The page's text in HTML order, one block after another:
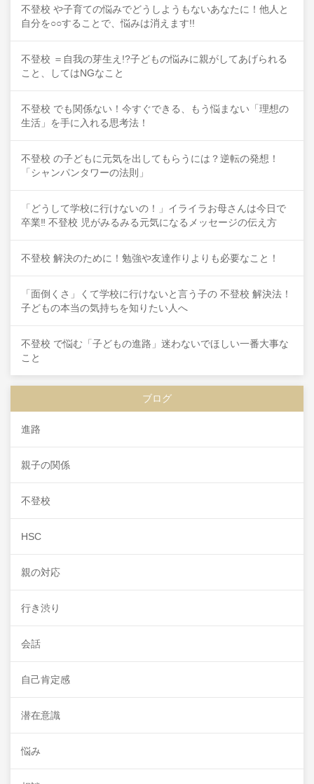
不登校 や子育ての悩みでどうしようもないあなたに！他人と
自分を○○することで、悩みは消えます!!
不登校 ＝自我の芽生え!?子どもの悩みに親がしてあげられる
こと、してはNGなこと
不登校 でも関係ない！今すぐできる、もう悩まない「理想の
生活」を手に入れる思考法！
不登校 の子どもに元気を出してもらうには？逆転の発想！
「シャンパンタワーの法則」
「どうして学校に行けないの！」イライラお母さんは今日で
卒業‼ 不登校 児がみるみる元気になるメッセージの伝え方
不登校 解決のために！勉強や友達作りよりも必要なこと！
「面倒くさ」くて学校に行けないと言う子の 不登校 解決法！
子どもの本当の気持ちを知りたい人へ
不登校 で悩む「子どもの進路」迷わないでほしい一番大事な
こと
ブログ
進路
親子の関係
不登校
HSC
親の対応
行き渋り
会話
自己肯定感
潜在意識
悩み